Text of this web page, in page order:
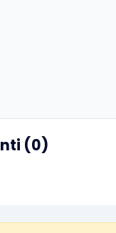
(0)